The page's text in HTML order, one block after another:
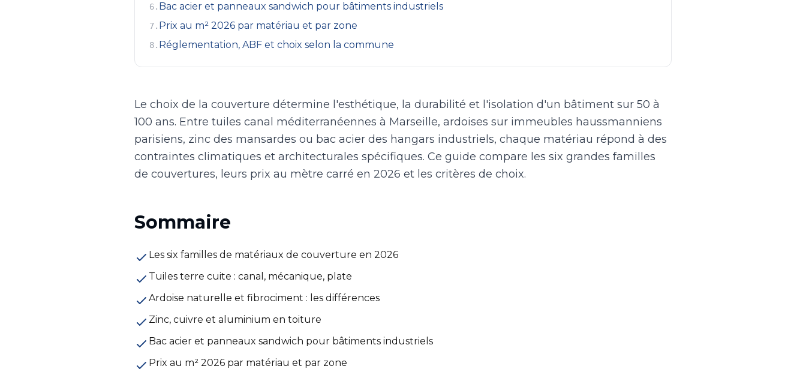
6. Bac acier et panneaux sandwich pour bâtiments industriels
7. Prix au m² 2026 par matériau et par zone
8. Réglementation, ABF et choix selon la commune
Le choix de la couverture détermine l'esthétique, la durabilité et l'isolation d'un bâtiment sur 50 à
100 ans. Entre tuiles canal méditerranéennes à Marseille, ardoises sur immeubles haussmanniens
parisiens, zinc des mansardes ou bac acier des hangars industriels, chaque matériau répond à des
contraintes climatiques et architecturales spécifiques. Ce guide compare les six grandes familles
de couvertures, leurs prix au mètre carré en 2026 et les critères de choix.
Sommaire
Les six familles de matériaux de couverture en 2026
Tuiles terre cuite : canal, mécanique, plate
Ardoise naturelle et fibrociment : les différences
Zinc, cuivre et aluminium en toiture
Bac acier et panneaux sandwich pour bâtiments industriels
Prix au m² 2026 par matériau et par zone